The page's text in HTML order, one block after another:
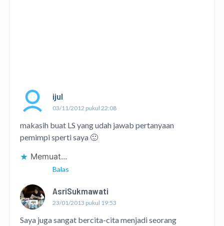
ijul
03/11/2012 pukul 22:08
makasih buat LS yang udah jawab pertanyaan
pemimpi sperti saya 🙂
Memuat...
Balas
AsriSukmawati
23/01/2013 pukul 19:53
Saya juga sangat bercita-cita menjadi seorang